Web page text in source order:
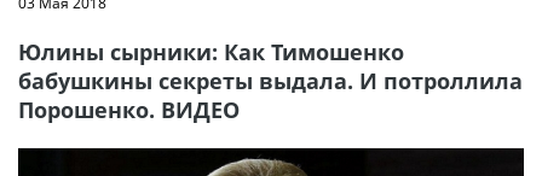
Юлины сырники: Как Тимошенко
бабушкины секреты выдала. И потроллила
Порошенко. ВИДЕО